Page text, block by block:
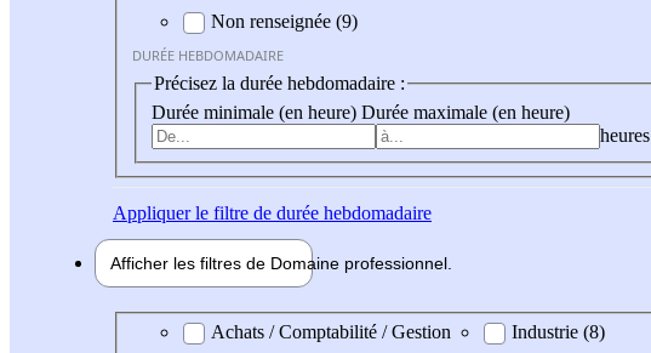
Non renseignée (9)
DURÉE HEBDOMADAIRE
Précisez la durée hebdomadaire :
Durée minimale (en heure) Durée maximale (en heure)
heures
Appliquerle filtre de durée hebdomadaire
Afficher les filtres de Domaine professionnel
Domaine professionel
Achats / Comptabilité / Gestion
Industrie (8)